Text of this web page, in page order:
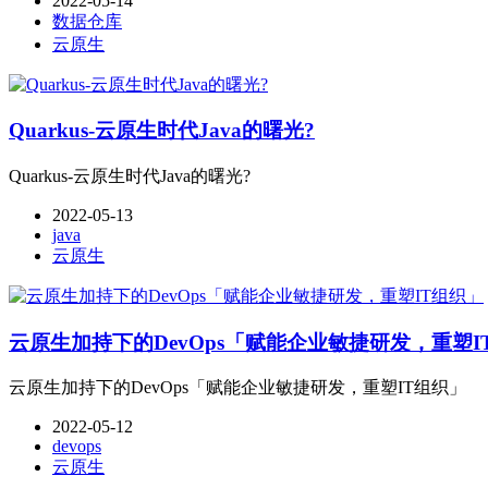
数据仓库
云原生
Quarkus-云原生时代Java的曙光?
Quarkus-云原生时代Java的曙光?
2022-05-13
java
云原生
云原生加持下的DevOps「赋能企业敏捷研发，重塑
云原生加持下的DevOps「赋能企业敏捷研发，重塑IT组织」
2022-05-12
devops
云原生